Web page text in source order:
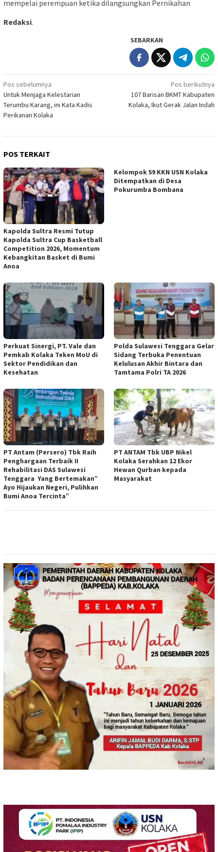
mempelai perempuan ketika dilangsungkan Pernikahan
Redaksi.
SEBARKAN
Navigasi
pos
Pos sebelumnya
Untuk Menjaga Kelestarian
Terumbu Karang, ini Kata Kadis
Perikanan Kolaka
Pos berikutnya
107 Barisan BKMT Kabupaten
Kolaka, Ikut Gerak Jalan Indah
POS TERKAIT
Kapolda Sultra Resmi Tutup
Kapolda Sultra Cup Basketball
Competition 2026, Momentum
Kebangkitan Basket di Bumi
Anoa
Kelompok 59 KKN USN Kolaka
Ditempatkan di Desa
Pokurumba Bombana
Perkuat Sinergi, PT. Vale dan
Pemkab Kolaka Teken MoU di
Sektor Pendidikan dan
Kesehatan
Polda Sulawesi Tenggara Gelar
Sidang Terbuka Penentuan
Kelulusan Akhir Bintara dan
Tamtama Polri TA 2026
PT Antam (Persero) Tbk Raih
Penghargaan Terbaik II
Rehabilitasi DAS Sulawesi
Tenggara Yang Bertemakan”
Ayo Hijaukan Negeri, Pulihkan
Bumi Anoa Tercinta”
PT ANTAM Tbk UBP Nikel
Kolaka Serahkan 12 Ekor
Hewan Qurban kepada
Masyarakat